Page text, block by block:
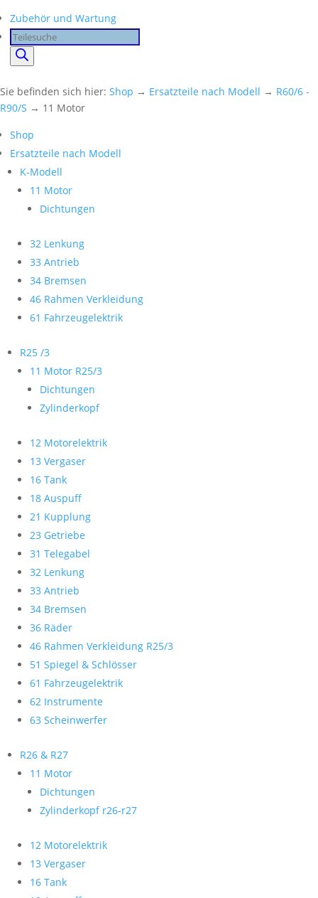
Zubehör und Wartung
Products
search
Sie befinden sich hier: Shop → Ersatzteile nach Modell → R60/6 -
R90/S → 11 Motor
Shop
Ersatzteile nach Modell
K-Modell
11 Motor
Dichtungen
32 Lenkung
33 Antrieb
34 Bremsen
46 Rahmen Verkleidung
61 Fahrzeugelektrik
R25 /3
11 Motor R25/3
Dichtungen
Zylinderkopf
12 Motorelektrik
13 Vergaser
16 Tank
18 Auspuff
21 Kupplung
23 Getriebe
31 Telegabel
32 Lenkung
33 Antrieb
34 Bremsen
36 Räder
46 Rahmen Verkleidung R25/3
51 Spiegel & Schlösser
61 Fahrzeugelektrik
62 Instrumente
63 Scheinwerfer
R26 & R27
11 Motor
Dichtungen
Zylinderkopf r26-r27
12 Motorelektrik
13 Vergaser
16 Tank